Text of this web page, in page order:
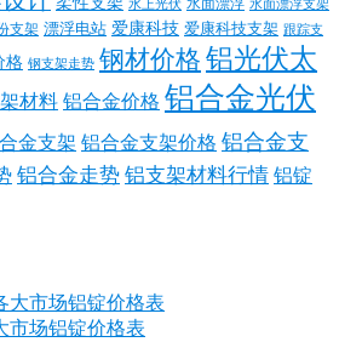
水上光伏 水面漂浮支架
支架 漂浮电站 爱康科技 爱康科技支架 跟踪支
格 钢支架走势 钢材价格 铝光伏太
材料 铝合金价格 铝合金光伏
金支架 铝合金支架价格 铝合金支
铝合金走势 铝支架材料行情 铝锭
市场铝锭价格表